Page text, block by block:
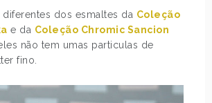
dos esmaltes da Coleção
e da Coleção Chromic Sancion
não tem umas particulas de
fino.